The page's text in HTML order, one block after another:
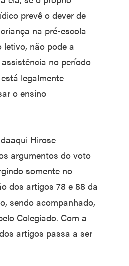
prevê o dever de
na pré-escola
não pode a
no período
legalmente
o ensino
Hirose
argumentos do voto
somente no
dos artigos 78 e 88 da
sendo acompanhado,
Colegiado. Com a
artigos passa a ser